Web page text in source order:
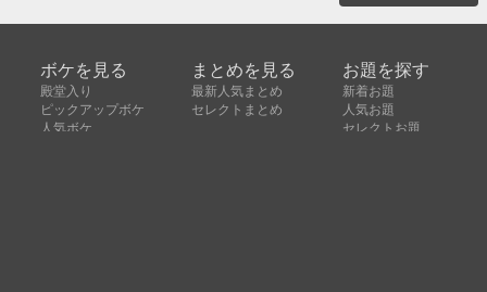
ボケを見る
殿堂入り
ピックアップボケ
人気ボケ
まとめを見る
最新人気まとめ
セレクトまとめ
お題を探す
新着お題
人気お題
セレクトお題